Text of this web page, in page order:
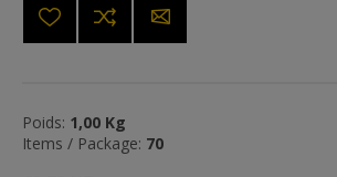
Poids: 1,00 Kg
Items / Package: 70